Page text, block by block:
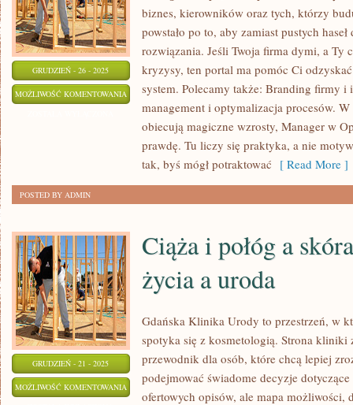
GRUDZIEŃ - 26 - 2025
MOŻLIWOŚĆ KOMENTOWANIA MARKETING
COMMERCE
biznes, kierowników oraz tych, którzy
powstało po to, aby zamiast pustych
rozwiązania. Jeśli Twoja firma dymi, a Ty
kryzysy, ten portal ma pomóc Ci
system. Polecamy także: Branding firmy
management i optymalizacja procesów.
obiecują magiczne wzrosty, Manager w
prawdę. Tu liczy się praktyka, a nie
tak, byś mógł potraktować [ Read More ]
POSTED BY ADMIN
GRUDZIEŃ - 21 - 2025
MOŻLIWOŚĆ KOMENTOWANIA CIĄŻA
Ciąża i połóg a
życia a uroda
Gdańska Klinika Urody to przestrzeń, w
spotyka się z kosmetologią. Strona kliniki
przewodnik dla osób, które chcą lepiej
podejmować świadome decyzje
ofertowych opisów, ale mapa możliwości,